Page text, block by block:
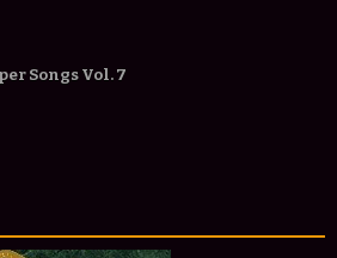
Songs Vol. 7